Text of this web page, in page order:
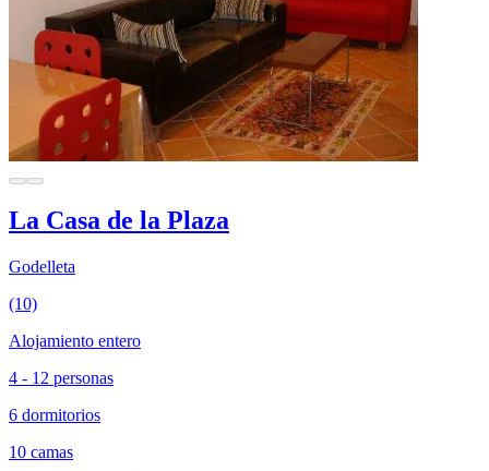
La Casa de la Plaza
Godelleta
(10)
Alojamiento entero
4 - 12 personas
6 dormitorios
10 camas